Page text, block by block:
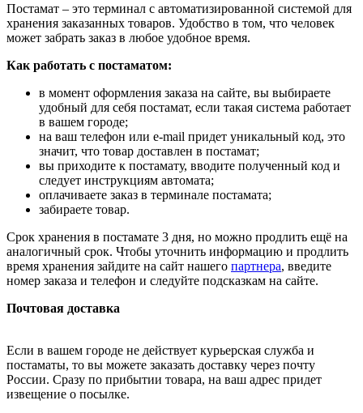
Постамат – это терминал с автоматизированной системой для
хранения заказанных товаров. Удобство в том, что человек
может забрать заказ в любое удобное время.
Как работать с постаматом:
в момент оформления заказа на сайте, вы выбираете
удобный для себя постамат, если такая система работает
в вашем городе;
на ваш телефон или e-mail придет уникальный код, это
значит, что товар доставлен в постамат;
вы приходите к постамату, вводите полученный код и
следует инструкциям автомата;
оплачиваете заказ в терминале постамата;
забираете товар.
Срок хранения в постамате 3 дня, но можно продлить ещё на
аналогичный срок. Чтобы уточнить информацию и продлить
время хранения зайдите на сайт нашего партнера, введите
номер заказа и телефон и следуйте подсказкам на сайте.
Почтовая доставка
Если в вашем городе не действует курьерская служба и
постаматы, то вы можете заказать доставку через почту
России. Сразу по прибытии товара, на ваш адрес придет
извещение о посылке.